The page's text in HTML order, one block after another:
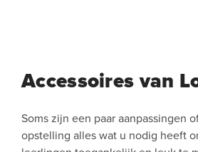
Accessoires van
Soms zijn een paar aanpassingen
opstelling alles wat u nodig heeft